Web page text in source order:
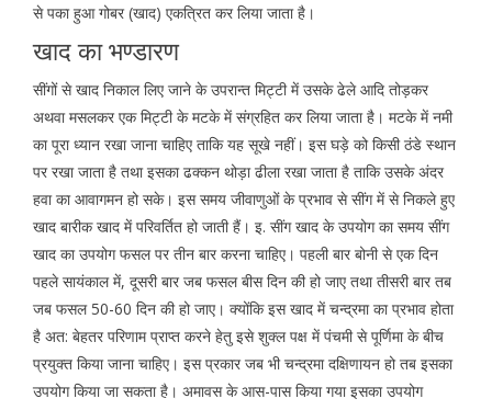
से पका हुआ गोबर (खाद) एकत्रित कर लिया जाता है।
खाद का भण्डारण
सींगों से खाद निकाल लिए जाने के उपरान्त मिट्टी में उसके ढेले आदि तोड़कर
अथवा मसलकर एक मिट्टी के मटके में संग्रहित कर लिया जाता है। मटके में नमी
का पूरा ध्यान रखा जाना चाहिए ताकि यह सूखे नहीं। इस घड़े को किसी ठंडे स्थान
पर रखा जाता है तथा इसका ढक्कन थोड़ा ढीला रखा जाता है ताकि उसके अंदर
हवा का आवागमन हो सके। इस समय जीवाणुओं के प्रभाव से सींग में से निकले हुए
खाद बारीक खाद में परिवर्तित हो जाती हैं। इ. सींग खाद के उपयोग का समय सींग
खाद का उपयोग फसल पर तीन बार करना चाहिए। पहली बार बोनी से एक दिन
पहले सायंकाल में, दूसरी बार जब फसल बीस दिन की हो जाए तथा तीसरी बार तब
जब फसल 50-60 दिन की हो जाए। क्योंकि इस खाद में चन्द्रमा का प्रभाव होता
है अत: बेहतर परिणाम प्राप्त करने हेतु इसे शुक्ल पक्ष में पंचमी से पूर्णिमा के बीच
प्रयुक्त किया जाना चाहिए। इस प्रकार जब भी चन्द्रमा दक्षिणायन हो तब इसका
उपयोग किया जा सकता है। अमावस के आस-पास किया गया इसका उपयोग